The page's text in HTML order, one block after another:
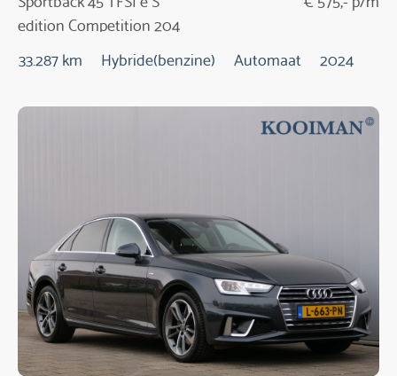
edition Competition 204
Pk Automaat
33.287 km Hybride(benzine) Automaat 2024